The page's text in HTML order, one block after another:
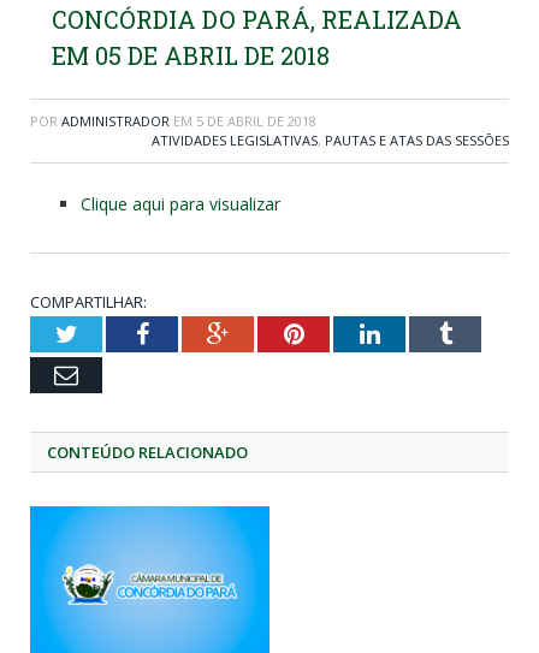
CONCÓRDIA DO PARÁ, REALIZADA
EM 05 DE ABRIL DE 2018
POR ADMINISTRADOR EM 5 DE ABRIL DE 2018
ATIVIDADES LEGISLATIVAS, PAUTAS E ATAS DAS SESSÕES
Clique aqui para visualizar
COMPARTILHAR:
TwitterFacebookGoogle+PinterestLinkedInTumblr
Email
CONTEÚDO RELACIONADO